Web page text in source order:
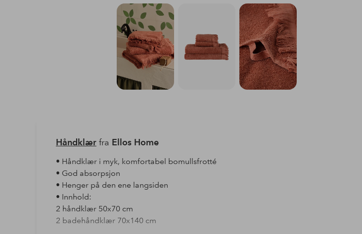
Håndklærfra Ellos Home
• Håndklær i myk, komfortabel bomullsfrotté
• God absorpsjon
• Henger på den ene langsiden
• Innhold:
2 håndklær 50x70 cm
2 badehåndklær 70x140 cm